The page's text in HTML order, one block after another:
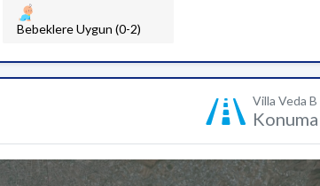
Bebeklere Uygun (0-2)
Villa Veda B